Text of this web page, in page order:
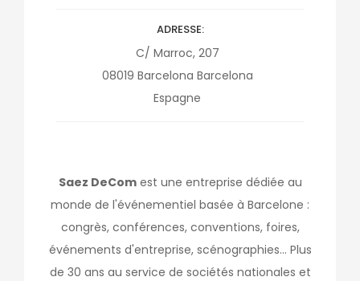
ADRESSE
C/ Marroc, 207
08019 Barcelona Barcelona
Espagne
Saez DeComest une entreprise dédiée au
monde de l'événementiel basée à Barcelone :
congrès, conférences, conventions, foires,
événements d'entreprise, scénographies... Plus
de 30 ans au service de sociétés nationales et